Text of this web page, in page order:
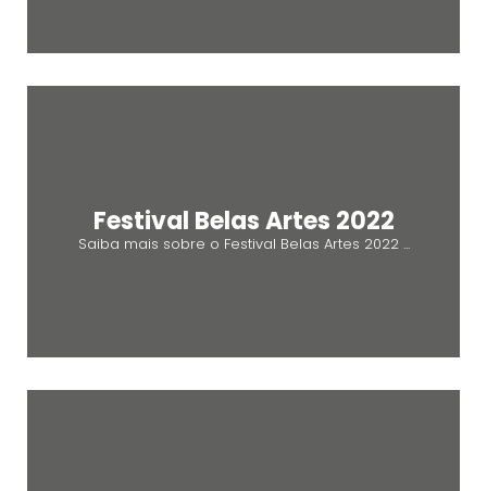
Festival Belas Artes 2022
Saiba mais sobre o Festival Belas Artes 2022 ...